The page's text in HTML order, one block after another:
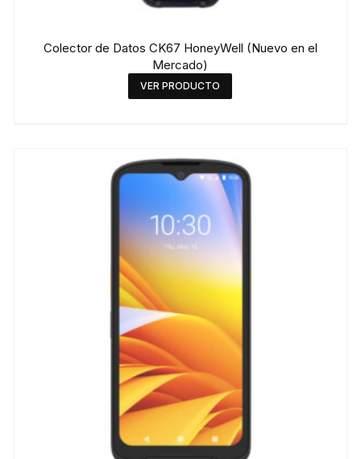
Colector de Datos CK67 HoneyWell (Nuevo en el
Mercado)
VER PRODUCTO